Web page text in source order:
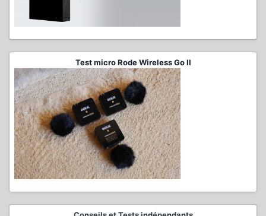
Test micro Rode Wireless Go II